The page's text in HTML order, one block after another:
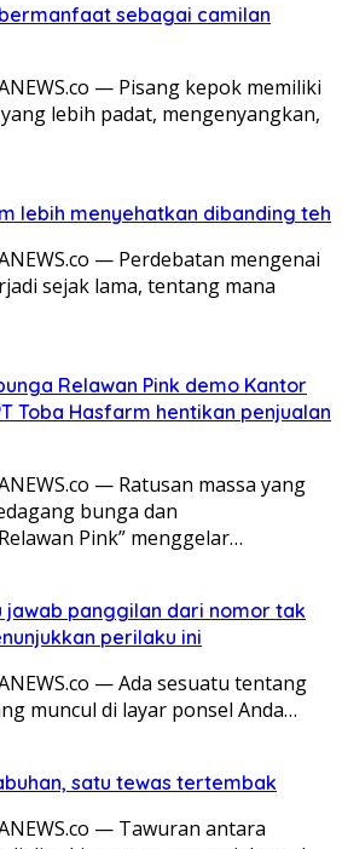
sebagai camilan
— Pisang kepok memiliki
lebih padat, mengenyangkan,
lebih menyehatkan dibanding teh
— Perdebatan mengenai
sejak lama, tentang mana
Relawan Pink demo Kantor
Toba Hasfarm hentikan penjualan
— Ratusan massa yang
bunga dan
Pink” menggelar…
jawab panggilan dari nomor tak
perilaku ini
— Ada sesuatu tentang
muncul di layar ponsel Anda…
satu tewas tertembak
— Tawuran antara